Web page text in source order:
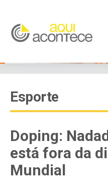
Esporte
Doping:
está fora da
Mundial